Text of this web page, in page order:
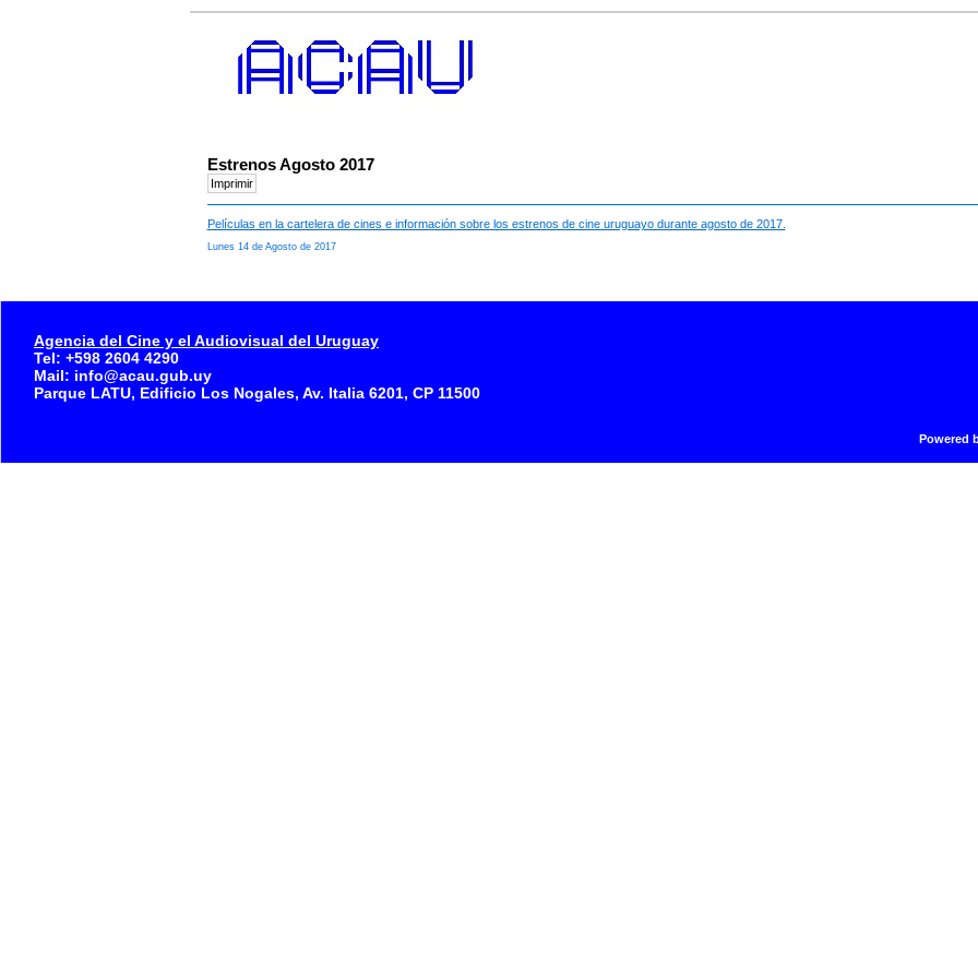
Estrenos Agosto 2017
Películas en la cartelera de cines e información sobre los estrenos de cine uruguayo durante agosto de 2017.
Lunes 14 de Agosto de 2017
Agencia del Cine y el Audiovisual del Uruguay
Tel: +598 2604 4290
Mail: info@acau.gub.uy
Parque LATU, Edificio Los Nogales, Av. Italia 6201, CP 11500
Powered